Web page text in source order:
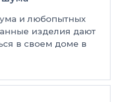
и любопытных
изделия дают
в своем доме в